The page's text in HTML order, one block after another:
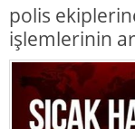
polis
işlemlerinin